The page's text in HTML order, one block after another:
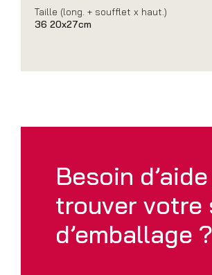
Taille (long. + soufflet x haut.)
36 20x27cm
Besoin
trouver votre
d’emballage ?